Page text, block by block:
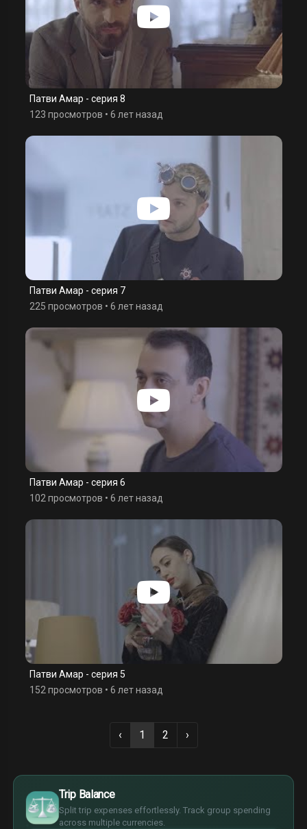
Патви Амар - серия 8
123 просмотров • 6 лет назад
Патви Амар - серия 7
225 просмотров • 6 лет назад
Патви Амар - серия 6
102 просмотров • 6 лет назад
Патви Амар - серия 5
152 просмотров • 6 лет назад
‹ 1 2 ›
Trip Balance
Split trip expenses effortlessly. Track group spending
across multiple currencies.
$
€
¥
£